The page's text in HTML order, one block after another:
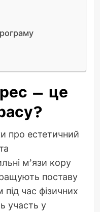
– це
про естетичний
м’язи кору
поставу
час фізичних
участь у